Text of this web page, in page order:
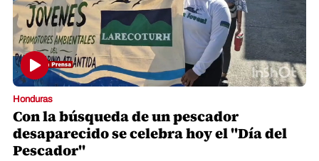
Honduras
Con la búsqueda de un pescador
desaparecido se celebra hoy el "Día del
Pescador"